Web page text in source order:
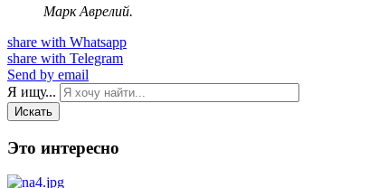
Марк Аврелий.
share with Whatsapp
share with Telegram
Send by email
Я ищу...
Искать
Это интересно